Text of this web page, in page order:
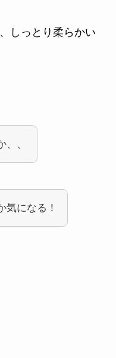
しっとり柔らかい
、
気になる！